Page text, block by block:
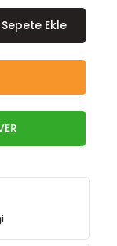
Sepete Ekle